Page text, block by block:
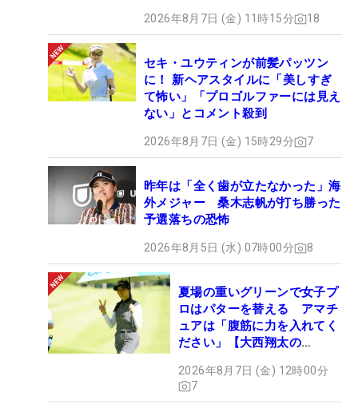
2026年8月7日 (金) 11時15分 18
セキ・ユウティンが前髪パッツン
に！ 新ヘアスタイルに「美しすぎ
て怖い」「プロゴルファーには見え
ない」とコメント殺到
2026年8月7日 (金) 15時29分 7
昨年は「全く歯が立たなかった」海
外メジャー 桑木志帆が打ち勝った
予選落ちの恐怖
2026年8月5日 (水) 07時00分 8
夏場の重いグリーンで女子プ
ロはパターを替える アマチ
ュアは「腹筋に力を入れてく
ださい」【大西翔太の
2026年8月7日 (金) 12時00分
7